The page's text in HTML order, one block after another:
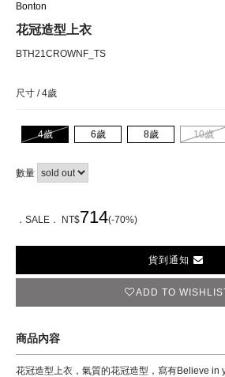
Bonton
花冠造型上衣
BTH21CROWNF_TS
尺寸 /4歲
4歲 6歲 8歲 10歲
數量
．SALE． NT$714(-70%)
貨到通知
ADD TO
商品內容
花冠造型上衣，氣質的花冠造型，寫有Believe in